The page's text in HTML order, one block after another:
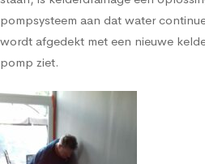
pompsysteem aan dat water
wordt afgedekt met een nieuwe
pomp ziet.